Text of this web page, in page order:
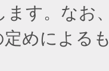
ます。なお
めによる